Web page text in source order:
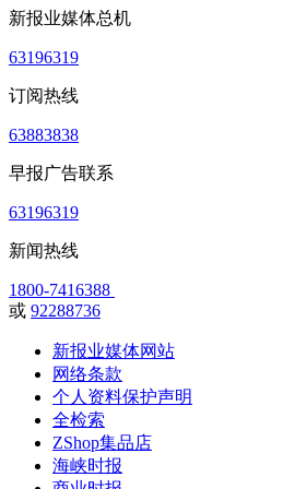
新报业媒体总机
63196319
订阅热线
63883838
早报广告联系
63196319
新闻热线
1800-7416388
或 92288736
新报业媒体网站
网络条款
个人资料保护声明
全检索
ZShop集品店
海峡时报